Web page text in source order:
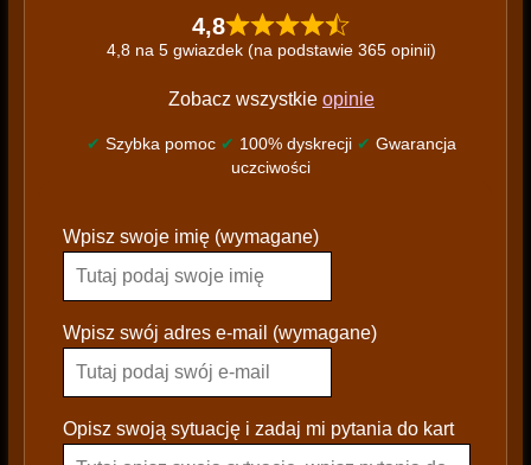
4,8
4,8 na 5 gwiazdek (na podstawie 365 opinii)
Zobacz wszystkie opinie
✔ Szybka pomoc ✔ 100% dyskrecji ✔ Gwarancja
uczciwości
l
a
s
e
a
Wpisz swoje imię (wymagane)
Wpisz swój adres e-mail (wymagane)
Opisz swoją sytuację i zadaj mi pytania do kart